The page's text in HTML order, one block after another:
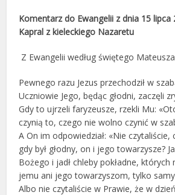
Komentarz do Ewangelii z dnia 15 lipca
Kapral z kieleckiego Nazaretu
Z Ewangelii według świętego
Pewnego razu Jezus przechodził w
Uczniowie Jego, będąc głodni, zaczęli
Gdy to ujrzeli faryzeusze, rzekli Mu:
czynią to, czego nie wolno czynić w
A On im odpowiedział: «Nie czytaliście,
gdy był głodny, on i jego towarzysze?
Bożego i jadł chleby pokładne, których
jemu ani jego towarzyszom, tylko
Albo nie czytaliście w Prawie, że w